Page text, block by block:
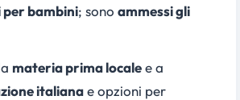
per bambini; sono ammessi gli
materia prima localee a
italianae opzioni per